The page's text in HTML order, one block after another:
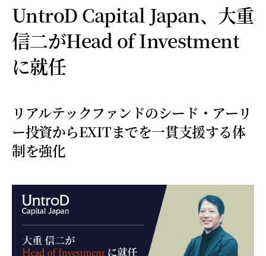
UntroD Capital Japan、大重
信二がHead of Investment
に就任
リアルテックファンドのシード・アーリ
ー投資からEXITまでを一貫支援する体
制を強化